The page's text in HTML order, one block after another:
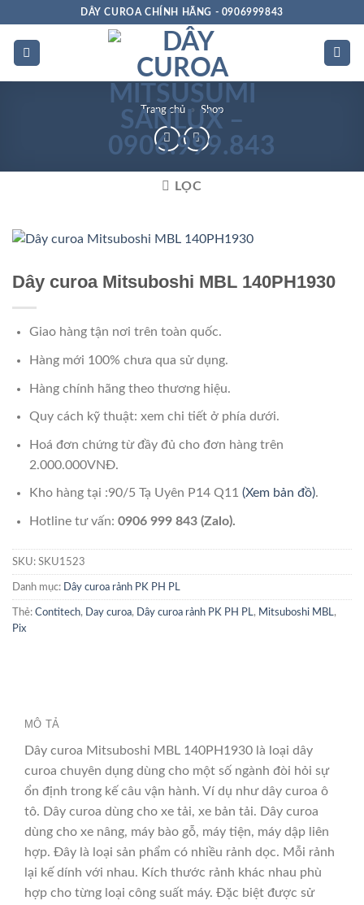
dung
DÂY CUROA CHÍNH HÃNG - 0906999843
Trang chủ » Shop
LỌC
Dây curoa Mitsuboshi MBL 140PH1930
Giao hàng tận nơi trên toàn quốc.
Hàng mới 100% chưa qua sử dụng.
Hàng chính hãng theo thương hiệu.
Quy cách kỹ thuật: xem chi tiết ở phía dưới.
Hoá đơn chứng từ đầy đủ cho đơn hàng trên
2.000.000VNĐ.
Kho hàng tại :90/5 Tạ Uyên P14 Q11 (Xem bản đồ).
Hotline tư vấn: 0906 999 843 (Zalo).
SKU: SKU1523
Danh mục: Dây curoa rảnh PK PH PL
Thẻ: Contitech, Day curoa, Dây curoa rảnh PK PH PL , Mitsuboshi MBL ,
Pix
MÔ TẢ
Dây curoa Mitsuboshi MBL 140PH1930 là loại dây
curoa chuyên dụng dùng cho một số ngành đòi hỏi sự
ổn định trong kế câu vận hành. Ví dụ như dây curoa ô
tô. Dây curoa dùng cho xe tải, xe bản tải. Dây curoa
dùng cho xe nâng, máy bào gỗ, máy tiện, máy dập liên
hợp. Đây là loại sản phẩm có nhiều rảnh dọc. Mỗi rảnh
lại kế dính với nhau. Kích thước rảnh khác nhau phù
hợp cho từng loại công suất máy. Đặc biệt được sử